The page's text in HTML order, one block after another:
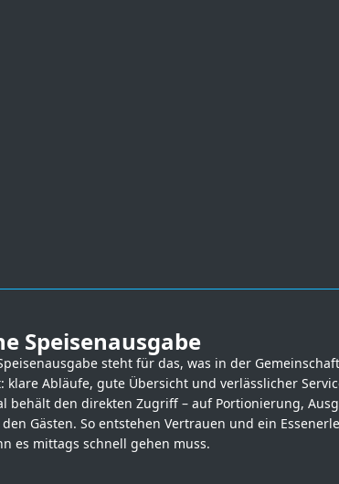
Speisenausgabe
steht für das, was in der
klare Abläufe, gute Übersicht und verlässlicher
behält den direkten Zugriff – auf Portionierung,
Gästen. So entstehen Vertrauen und ein
es mittags schnell gehen muss.